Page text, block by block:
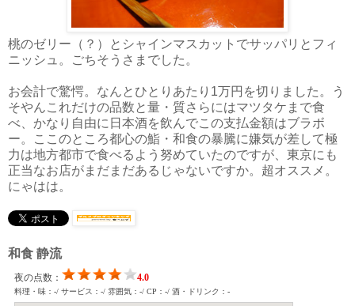
桃のゼリー（？）とシャインマスカットでサッパリとフィ
ニッシュ。ごちそうさまでした。
お会計で驚愕。なんとひとりあたり1万円を切りました。う
そやんこれだけの品数と量・質さらにはマツタケまで食
べ、かなり自由に日本酒を飲んでこの支払金額はブラボ
ー。ここのところ都心の鮨・和食の暴騰に嫌気が差して極
力は地方都市で食べるよう努めていたのですが、東京にも
正当なお店がまだまだあるじゃないですか。超オススメ。
にゃはは。
和食 静流